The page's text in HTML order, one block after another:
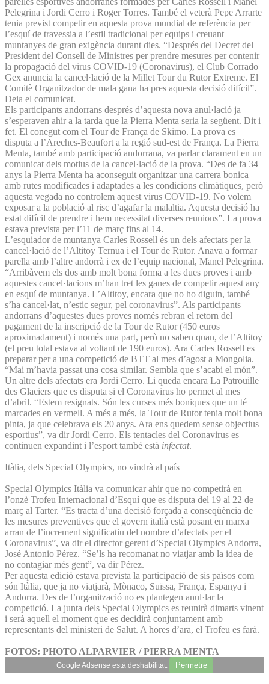
Pelegrina i Jordi Cerro i Roger Torres. També el veterà Pepe Arrarte
tenia previst competir en aquesta prova mundial de referència per
l’esquí de travessia a l’estil tradicional per equips i creuant
muntanyes de gran exigència durant dies. “Després del Decret del
President del Consell de Ministres per prendre mesures per contenir
la propagació del virus COVID-19 (Coronavirus), el Club Corrado
Gex anuncia la cancel·lació de la Millet Tour du Rutor Extreme. El
Comitè Organitzador de mala gana ha pres aquesta decisió difícil”.
Deia el comunicat.
Els participants andorrans després d’aquesta nova anul·lació ja
s’esperaven ahir a la tarda que la Pierra Menta seria la següent. Dit i
fet. El conegut com el Tour de França de Skimo. La prova es
disputa a l’Areches-Beaufort a la regió sud-est de França. La Pierra
Menta, també amb participació andorrana, va parlar clarament en un
comunicat dels motius de la cancel·lació de la prova. “Des de fa 34
anys la Pierra Menta ha aconseguit organitzar una carrera bonica
amb rutes modificades i adaptades a les condicions climàtiques, però
aquesta vegada no controlem aquest virus COVID-19. No volem
exposar a la població al risc d’agafar la malaltia. Aquesta decisió ha
estat difícil de prendre i hem necessitat diverses reunions”. La prova
estava prevista per l’11 de març fins al 14.
L’esquiador de muntanya Carles Rossell és un dels afectats per la
cancel·lació de l’Altitoy Ternua i el Tour de Rutor. Anava a formar
parella amb l’altre andorrà i ex de l’equip nacional, Manel Pelegrina.
“Arribàvem els dos amb molt bona forma a les dues proves i amb
aquestes cancel·lacions m’han tret les ganes de competir aquest any
en esquí de muntanya. L’Altitoy, encara que no ho diguin, també
s’ha cancel·lat, n’estic segur, pel coronavirus”. Als participants
andorrans d’aquestes dues proves només rebran el retorn del
pagament de la inscripció de la Tour de Rutor (450 euros
aproximadament) i només una part, però no saben quan, de l’Altitoy
(el preu total estava al voltant de 190 euros). Ara Carles Rossell es
preparar per a una competició de BTT al mes d’agost a Mongolia.
“Mai m’havia passat una cosa similar. Sembla que s’acabi el món”.
Un altre dels afectats era Jordi Cerro. Li queda encara La Patrouille
des Glaciers que es disputa si el Coronavirus ho permet al mes
d’abril. “Estem resignats. Són les curses més boniques que un té
marcades en vermell. A més a més, la Tour de Rutor tenia molt bona
pinta, ja que celebrava els 20 anys. Ara ens quedem sense objectius
esportius”, va dir Jordi Cerro. Els tentacles del Coronavirus es
continuen expandint i l’esport també està infectat.
Itàlia, dels Special Olympics, no vindrà al país
Special Olympics Itàlia va comunicar ahir que no competirà en
l’onzè Trofeu Internacional d’Esquí que es disputa del 19 al 22 de
març al Tarter. “Es tracta d’una decisió forçada a conseqüència de
les mesures preventives que el govern italià està posant en marxa
arran de l’increment significatiu del nombre d’afectats per el
Coronavirus”, va dir el director gerent d’Special Olympics Andorra,
José Antonio Pérez. “Se’ls ha recomanat no viatjar amb la idea de
no contagiar més gent”, va dir Pérez.
Per aquesta edició estava prevista la participació de sis països com
són Itàlia, que ja no viatjarà, Mònaco, Suïssa, França, Espanya i
Andorra. Des de l’organització no es plantegen anul·lar la
competició. La junta dels Special Olympics es reunirà dimarts vinent
i serà aquell el moment que es decidirà conjuntament amb
representants del ministeri de Salut. A hores d’ara, el Trofeu es farà.
FOTOS: PHOTO ALPARVIER / PIERRA MENTA
Google Adsense està deshabilitat. Permetre